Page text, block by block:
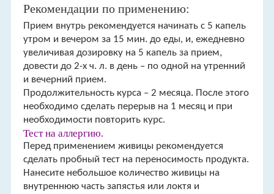
Рекомендации по применению:
Прием внутрь рекомендуется начинать с 5 капель
утром и вечером за 15 мин. до еды, и, ежедневно
увеличивая дозировку на 5 капель за прием,
довести до 2-х ч. л. в день – по одной на утренний
и вечерний прием.
Продолжительность курса – 2 месяца. После этого
необходимо сделать перерыв на 1 месяц и при
необходимости повторить курс.
Тест на аллергию.
Перед применением живицы рекомендуется
сделать пробный тест на переносимость продукта.
Нанесите небольшое количество живицы на
внутреннюю часть запястья или локтя и